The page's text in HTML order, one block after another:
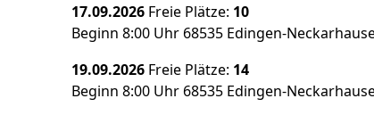
17.09.2026 Freie Plätze: 10
Beginn 8:00 Uhr 68535 Edingen-
19.09.2026 Freie Plätze: 14
Beginn 8:00 Uhr 68535 Edingen-